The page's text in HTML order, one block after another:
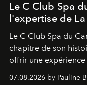
Le C Club Spa
l'expertise de
Le C Club Spa du
chapitre de son
offrir une
expertise se
07.08.2026 by Pauline